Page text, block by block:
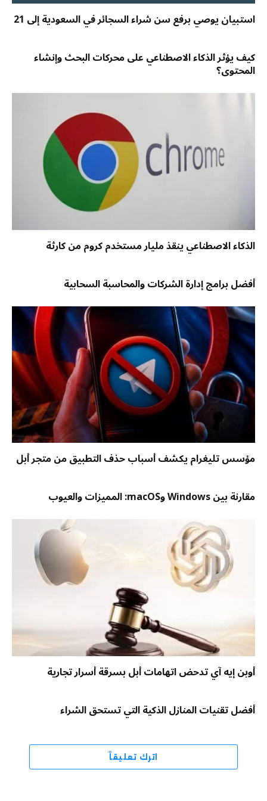
استبيان يوصي برفع سن شراء السجائر في السعودية إلى 21
كيف يؤثر الذكاء الاصطناعي على محركات البحث وإنشاء
المحتوى؟
الذكاء الاصطناعي ينقذ مليار مستخدم كروم من كارثة
أفضل برامج إدارة الشركات والمحاسبة السحابية
مؤسس تليغرام يكشف أسباب حذف التطبيق من متجر أبل
مقارنة بين Windows وmacOS: المميزات والعيوب
أوبن إيه آي تدحض اتهامات أبل بسرقة أسرار تجارية
أفضل تقنيات المنازل الذكية التي تستحق الشراء
اترك تعليقاً